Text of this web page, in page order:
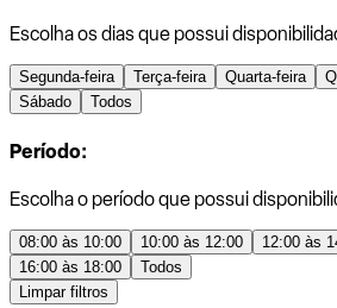
Escolha os dias que possui
Segunda-feira Terça-feira Quarta-feira
Sábado
Todos
Período:
Escolha o período que possui
08:00 às 10:00 10:00 às 12:00 12:00 às
16:00 às 18:00
Todos
Limpar filtros